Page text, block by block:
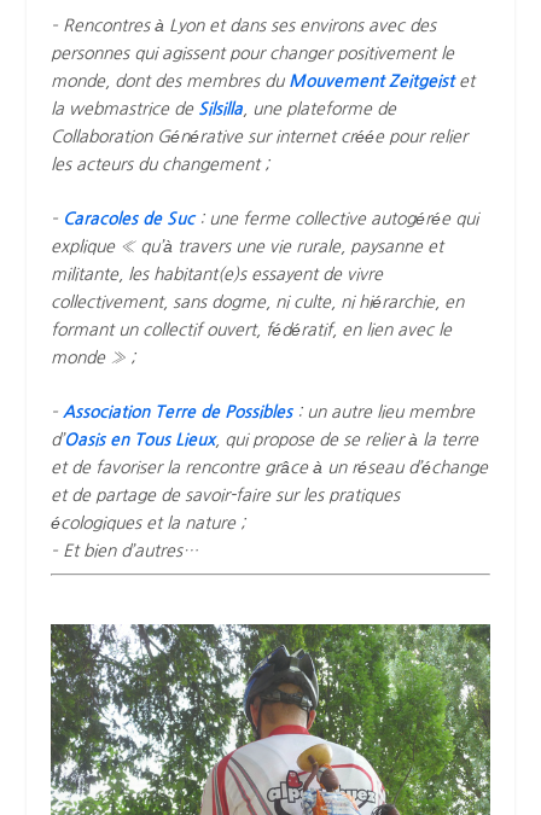
– Rencontres à Lyon et dans ses environs avec des
personnes qui agissent pour changer positivement le
monde, dont des membres du Mouvement Zeitgeistet
la webmastrice de Silsilla , une plateforme de
Collaboration Générative sur internet créée pour relier
les acteurs du changement ;
– Caracoles de Suc: une ferme collective autogérée qui
explique « qu’à travers une vie rurale, paysanne et
militante, les habitant(e)s essayent de vivre
collectivement, sans dogme, ni culte, ni hiérarchie, en
formant un collectif ouvert, fédératif, en lien avec le
monde » ;
– Association Terre de Possibles: un autre lieu membre
d’Oasis en Tous Lieux, qui propose de se relier à la terre
et de favoriser la rencontre grâce à un réseau d’échange
et de partage de savoir-faire sur les pratiques
écologiques et la nature ;
– Et bien d’autres…